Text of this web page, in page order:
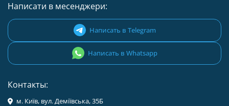
Написати в месенджери:
Написать в Telegram
Написать в Whatsapp
Контакты:
м. Київ, вул. Деміївська, 35Б